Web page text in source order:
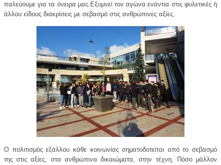
παλεύουμε για τα όνειρα μας.Εξυμνεί τον αγώνα ενάντια στις φυλετικές ή
άλλου είδους διακρίσεις με σεβασμό στις ανθρώπινες αξίες.
Ο πολιτισμός εξάλλου κάθε κοινωνίας σηματοδοτείται από το σεβασμό
της στις αξίες, στα ανθρώπινα δικαιώματα, στην τέχνη. Πόσο μάλλον